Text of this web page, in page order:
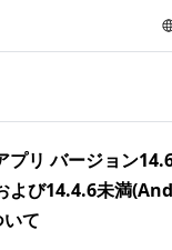
プリ バージョン
よび14.4.6未満
て